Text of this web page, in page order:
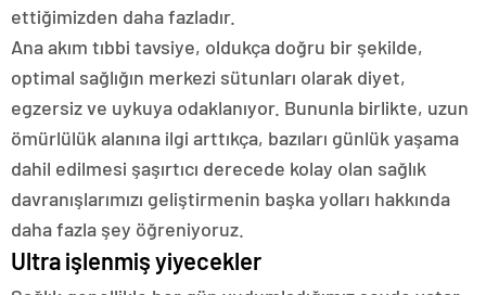
ettiğimizden daha fazladır.
Ana akım tıbbi tavsiye, oldukça doğru bir şekilde,
optimal sağlığın merkezi sütunları olarak diyet,
egzersiz ve uykuya odaklanıyor. Bununla birlikte, uzun
ömürlülük alanına ilgi arttıkça, bazıları günlük yaşama
dahil edilmesi şaşırtıcı derecede kolay olan sağlık
davranışlarımızı geliştirmenin başka yolları hakkında
daha fazla şey öğreniyoruz.
Ultra işlenmiş yiyecekler